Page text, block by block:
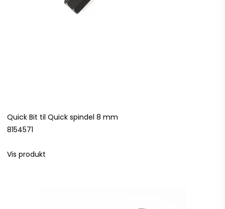
Quick Bit til Quick spindel 8 mm
8154571
Vis produkt